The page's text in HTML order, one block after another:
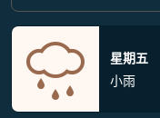
星期五
小雨